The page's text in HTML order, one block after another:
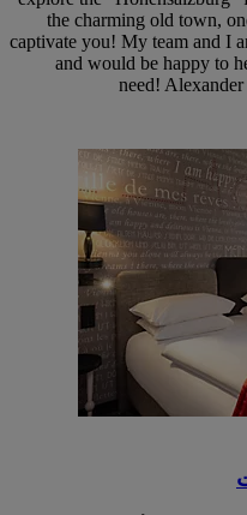
the charming old town,
captivate you! My team and I
and would be happy to
need!